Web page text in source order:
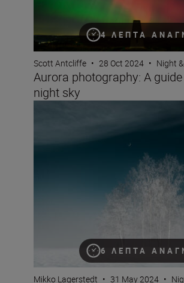
4 ΛΕΠΤΆ
Scott Antcliffe • 28 Oct 2024 • Night
Aurora photography: A
night sky
6 ΛΕΠΤΆ
Mikko Lagerstedt • 31 May 2024 •